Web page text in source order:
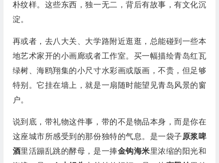
朴纹样。这些东西，独一无二，背后有故事，有文化沉
淀。
再或者，去八大关、大学路附近逛逛，总能碰到一些本
地艺术家开的小画廊或者工作室。买一幅描绘青岛红瓦
绿树、海鸥翔集的小尺寸水彩画或版画，不贵，但足够
特别。它挂在墙上，就是一扇随时能望见青岛风景的窗
户。
说到底，带礼物这件事，带的不是物品本身，而是你在
这座城市所感受到的那份独特的气息。是一袋子 原浆啤
酒里活蹦乱跳的酵母，是一捧金钩海米里浓缩的阳光和